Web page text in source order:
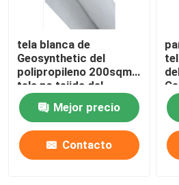
Geomembrane compuesto
Red compuesta del drenaje
3D Geomat
Soldadora de Geomembrane
tela blanca de
Geosynthetic del
polipropileno 200sqm
tela no tejida del
geotextil de 4 onzas
Mejor precio
Contacto